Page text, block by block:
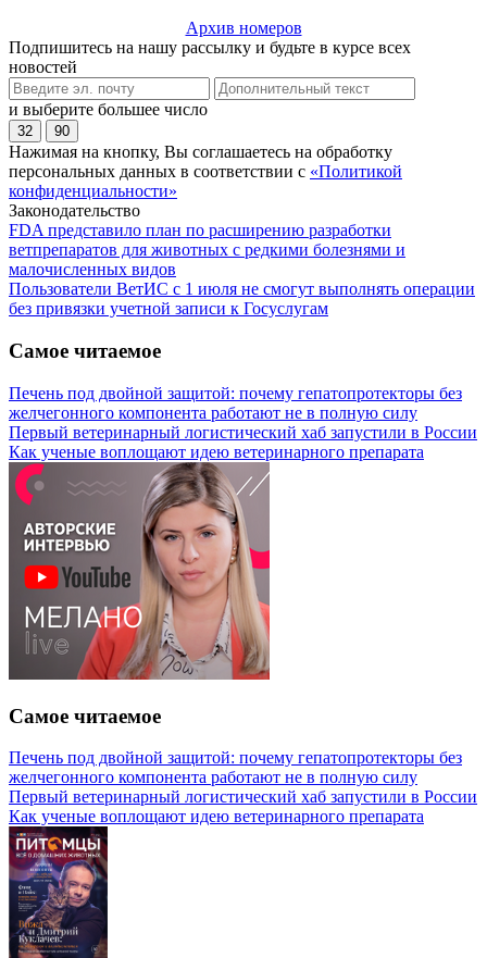
Архив номеров
Подпишитесь на нашу рассылку и будьте в курсе всех
новостей
и выберите большее число
32 90
Нажимая на кнопку, Вы соглашаетесь на обработку
персональных данных в соответствии с «Политикой
конфиденциальности»
Законодательство
FDA представило план по расширению разработки
ветпрепаратов для животных с редкими болезнями и
малочисленных видов
Пользователи ВетИС с 1 июля не смогут выполнять операции
без привязки учетной записи к Госуслугам
Самое читаемое
Печень под двойной защитой: почему гепатопротекторы без
желчегонного компонента работают не в полную силу
Первый ветеринарный логистический хаб запустили в России
Как ученые воплощают идею ветеринарного препарата
Самое читаемое
Печень под двойной защитой: почему гепатопротекторы без
желчегонного компонента работают не в полную силу
Первый ветеринарный логистический хаб запустили в России
Как ученые воплощают идею ветеринарного препарата